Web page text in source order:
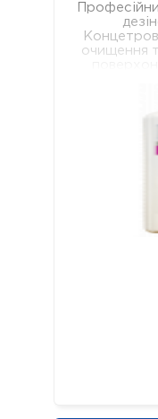
очищення